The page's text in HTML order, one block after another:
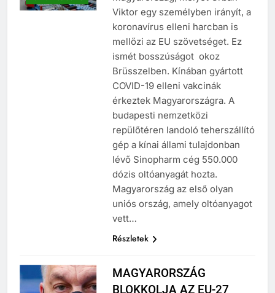
NYILVÁNOSSÁG
Magyarország, melyet Orbán
Viktor egy személyben irányít, a
koronavírus elleni harcban is
mellőzi az EU szövetséget. Ez
ismét bosszúságot okoz
Brüsszelben. Kínában gyártott
COVID-19 elleni vakcinák
érkeztek Magyarországra. A
budapesti nemzetközi
repülőtéren landoló teherszállító
gép a kínai állami tulajdonban
lévő Sinopharm cég 550.000
dózis oltóanyagát hozta.
Magyarország az első olyan
uniós ország, amely oltóanyagot
MAGYARORSZÁG